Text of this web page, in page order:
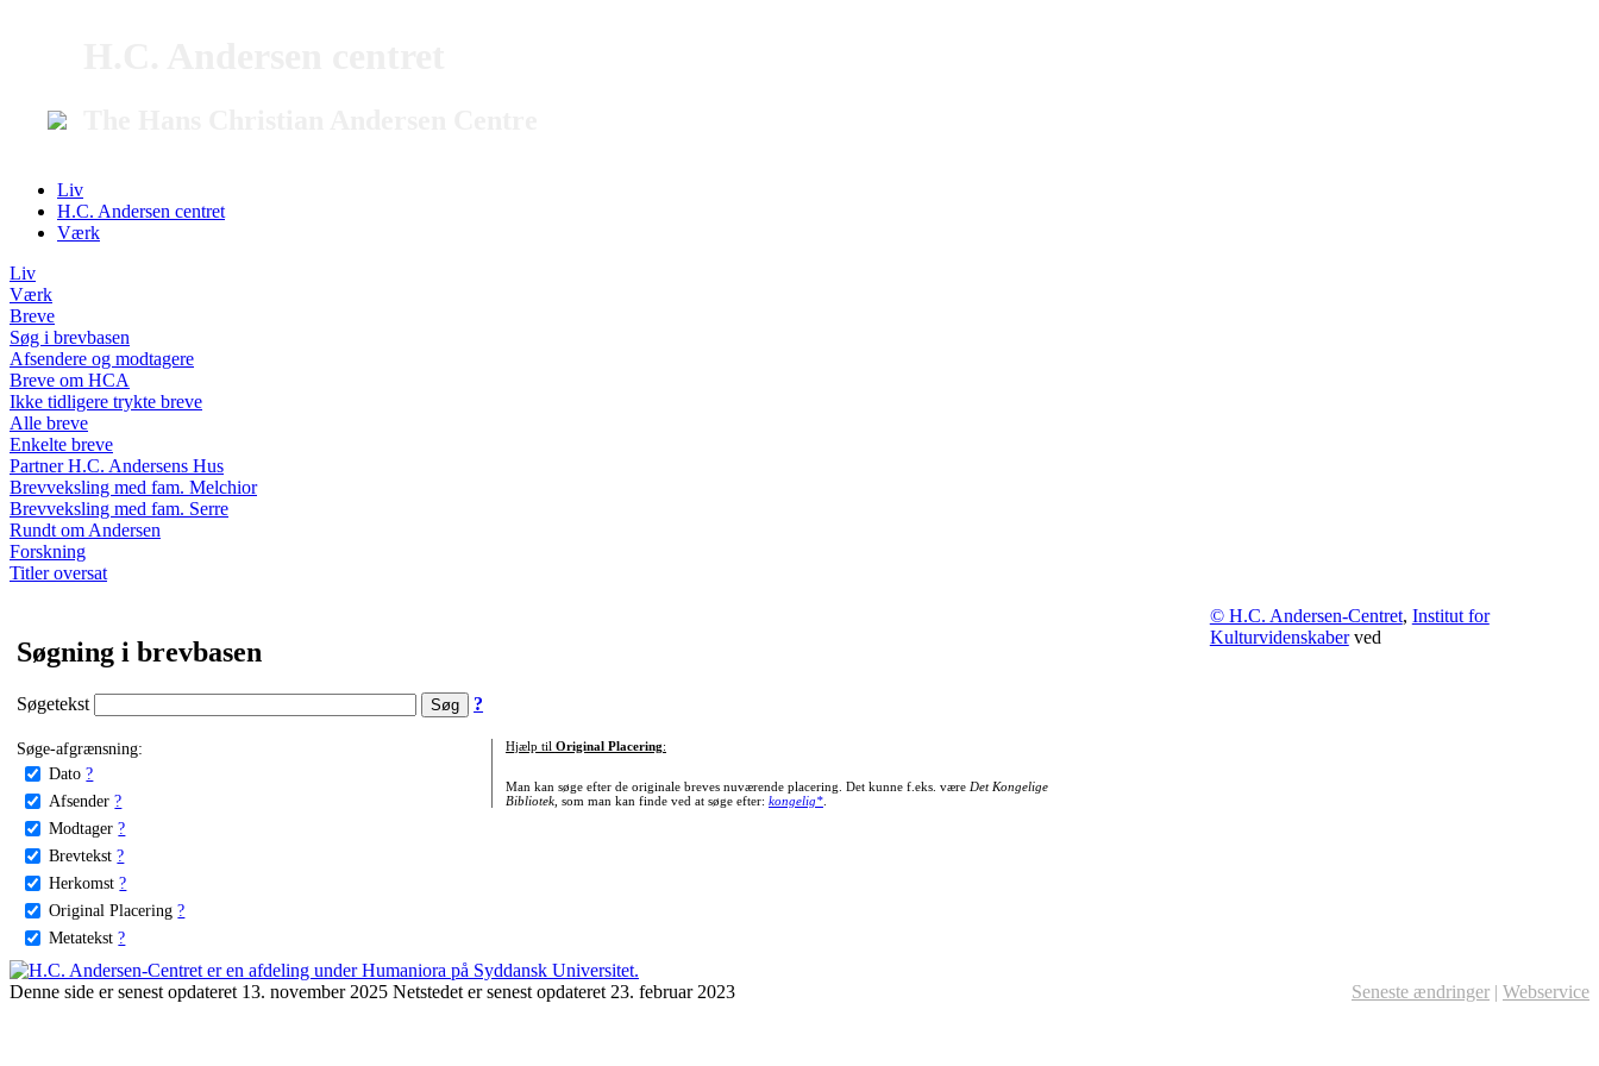
Liv
H.C. Andersen centret
Værk
Liv
Værk
Breve
Søg i brevbasen
Afsendere og modtagere
Breve om HCA
Ikke tidligere trykte breve
Alle breve
Enkelte breve
Partner H.C. Andersens Hus
Brevveksling med fam. Melchior
Brevveksling med fam. Serre
Rundt om Andersen
Forskning
Titler oversat
Søgning i brevbasen
Søgetekst ?
Søge-afgrænsning:
Dato ?
Afsender ?
Modtager ?
Brevtekst ?
Herkomst ?
Original Placering ?
Metatekst ?
Hjælp til Original Placering:
Man kan søge efter de originale breves nuværende placering. Det kunne f.eks. være Det Kongelige
Bibliotek, som man kan finde ved at søge efter: kongelig*.
© H.C. Andersen-Centret, Institut for
Kulturvidenskaberved
Denne side er senest opdateret 13. november 2025 Netstedet er senest opdateret 23. februar 2023 Seneste ændringer | Webservice